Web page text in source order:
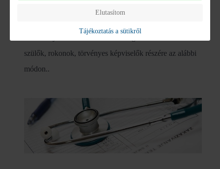
Intézményünkben az ellátottak látogatása biztosítható a
szülők, rokonok, törvényes képviselők részére az alábbi
módon..
Elutasítom
Tájékoztatás a sütikről